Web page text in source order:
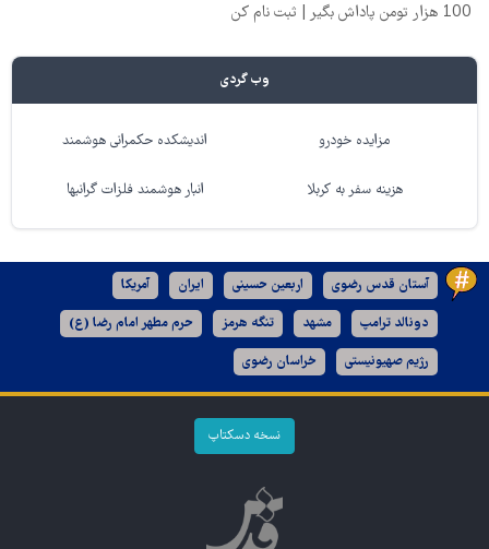
100 هزار تومن پاداش بگیر | ثبت نام کن
وب گردی
مزایده خودرو اندیشکده حکمرانی هوشمند
هزینه سفر به کربلا انبار هوشمند فلزات گرانبها
آستان قدس رضوی اربعین حسینی ایران آمریکا
دونالد ترامپ مشهد تنگه هرمز حرم مطهر امام رضا (ع)
رژیم صهیونیستی خراسان رضوی
نسخه دسکتاپ